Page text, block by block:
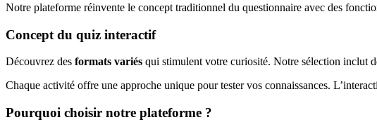
Notre plateforme réinvente le concept traditionnel du questionnaire avec des
Concept du quiz interactif
Découvrez des formats variés qui stimulent votre curiosité. Notre sélection inclut
Chaque activité offre une approche unique pour tester vos connaissances.
Pourquoi choisir notre plateforme ?